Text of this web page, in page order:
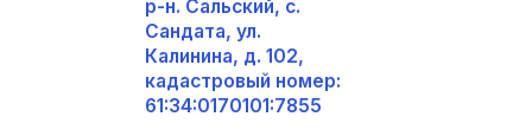
р-н. Сальский, с.
Сандата, ул.
Калинина, д. 102,
кадастровый номер:
61:34:0170101:7855